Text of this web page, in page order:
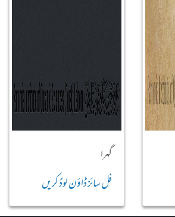
گہرا
فل سائز ڈاؤن لوڈ کریں